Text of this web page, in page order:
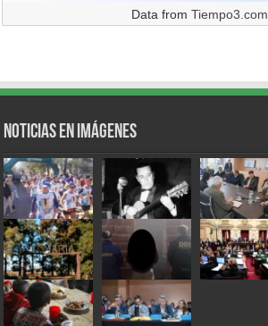
Data fromTiempo3.com
Noticias en Imágenes